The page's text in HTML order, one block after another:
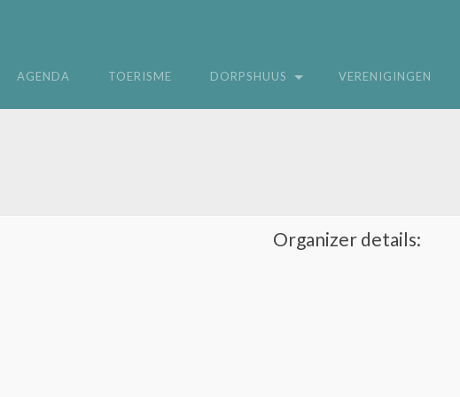
AGENDA TOERISME DORPSHUUS VERENIGINGEN
Organizer details: